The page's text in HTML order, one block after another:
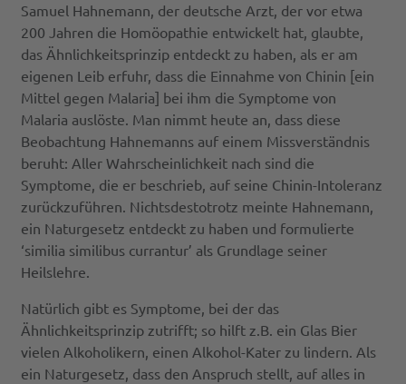
Samuel Hahnemann, der deutsche Arzt, der vor etwa
200 Jahren die Homöopathie entwickelt hat, glaubte,
das Ähnlichkeitsprinzip entdeckt zu haben, als er am
eigenen Leib erfuhr, dass die Einnahme von Chinin [ein
Mittel gegen Malaria] bei ihm die Symptome von
Malaria auslöste. Man nimmt heute an, dass diese
Beobachtung Hahnemanns auf einem Missverständnis
beruht: Aller Wahrscheinlichkeit nach sind die
Symptome, die er beschrieb, auf seine Chinin-Intoleranz
zurückzuführen. Nichtsdestotrotz meinte Hahnemann,
ein Naturgesetz entdeckt zu haben und formulierte
‘similia similibus currantur’ als Grundlage seiner
Heilslehre.
Natürlich gibt es Symptome, bei der das
Ähnlichkeitsprinzip zutrifft; so hilft z.B. ein Glas Bier
vielen Alkoholikern, einen Alkohol-Kater zu lindern. Als
ein Naturgesetz, dass den Anspruch stellt, auf alles in